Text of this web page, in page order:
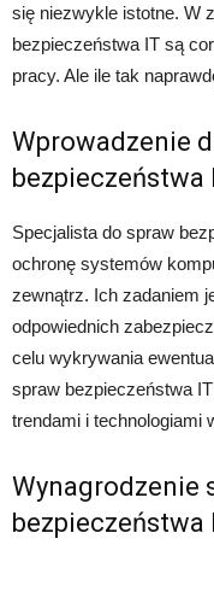
się niezwykle istotne. W
bezpieczeństwa IT są
pracy. Ale ile tak
Wprowadzenie
bezpieczeństwa
Specjalista do spraw
ochronę systemów
zewnątrz. Ich zadaniem
odpowiednich
celu wykrywania
spraw bezpieczeństwa
trendami i technologiami
Wynagrodzenie
bezpieczeństwa